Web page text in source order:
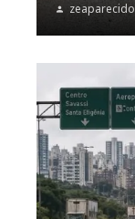
zeaparecido